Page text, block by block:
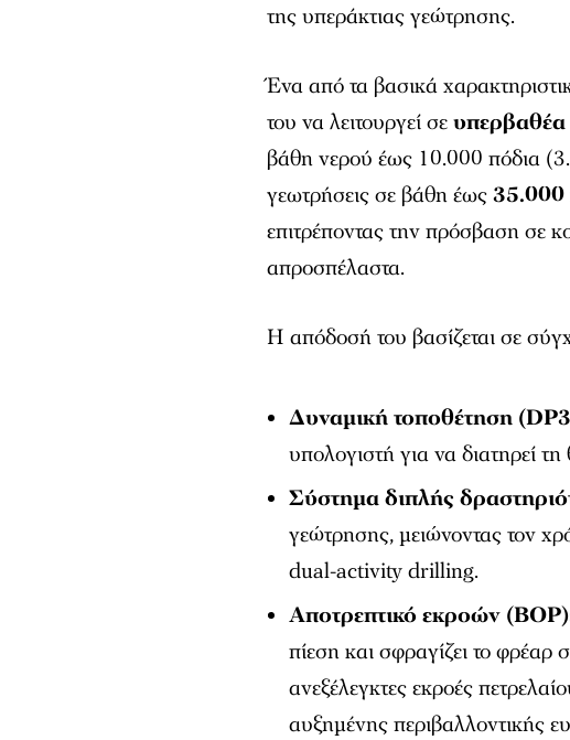
της υπεράκτιας γεώτρησης.
Ένα από τα βασικά
του να λειτουργεί σευπερβαθέα
βάθη νερού έως 10.000 πόδια
γεωτρήσεις σε βάθη έως35.000
επιτρέποντας την πρόσβαση σε
απροσπέλαστα.
Η απόδοσή του βασίζεται σε
Δυναμική τοποθέτηση
υπολογιστή για να διατηρεί
Σύστημα διπλής
γεώτρησης, μειώνοντας τον
dual-activity drilling.
Αποτρεπτικό εκροών
πίεση και σφραγίζει το
ανεξέλεγκτες εκροές
αυξημένης περιβαλλοντικής